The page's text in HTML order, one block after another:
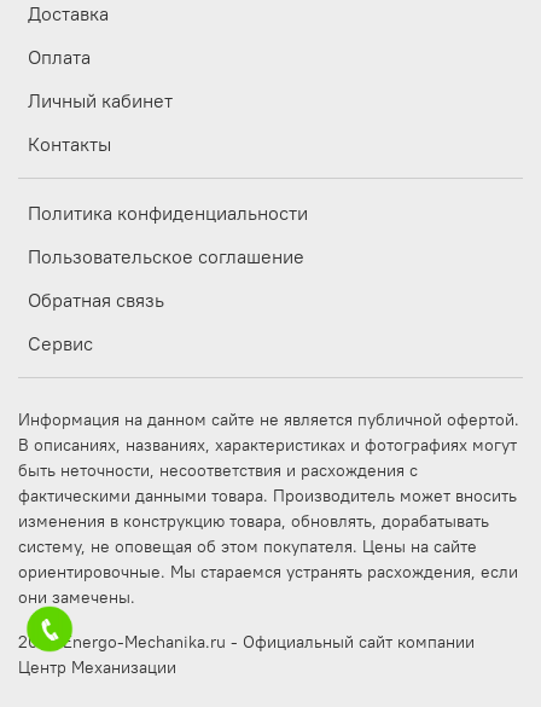
Доставка
Оплата
Личный кабинет
Контакты
Политика конфиденциальности
Пользовательское соглашение
Обратная связь
Сервис
Информация на данном сайте не является публичной офертой.
В описаниях, названиях, характеристиках и фотографиях могут
быть неточности, несоответствия и расхождения с
фактическими данными товара. Производитель может вносить
изменения в конструкцию товара, обновлять, дорабатывать
систему, не оповещая об этом покупателя. Цены на сайте
ориентировочные. Мы стараемся устранять расхождения, если
они замечены.
2025 Energo-Mechanika.ru - Официальный сайт компании
Центр Механизации